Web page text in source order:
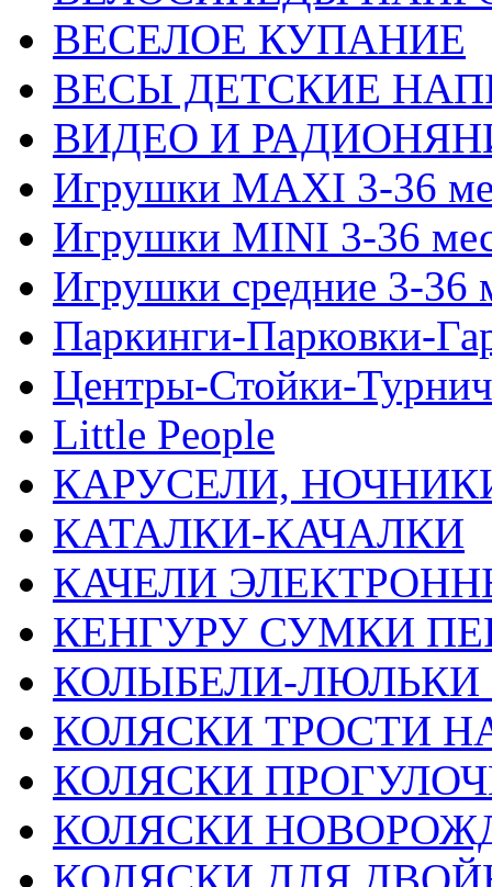
ВЕСЕЛОЕ КУПАНИЕ
ВЕСЫ ДЕТСКИЕ
ВИДЕО И
Игрушки MAXI 3-36
Игрушки MINI 3-36
Игрушки средние 3-36
Паркинги-Парковки-
Центры-Стойки-
Little People
КАРУСЕЛИ,
КАТАЛКИ-КАЧАЛКИ
КАЧЕЛИ
КЕНГУРУ СУМКИ
КОЛЫБЕЛИ-ЛЮЛЬКИ
КОЛЯСКИ ТРОСТИ
КОЛЯСКИ
КОЛЯСКИ